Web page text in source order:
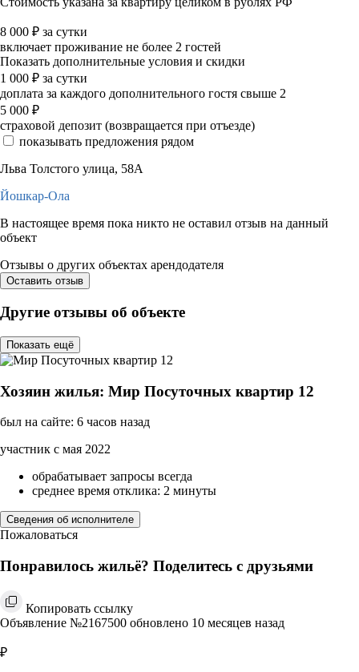
8 000 ₽ за сутки
включает проживание не более 2 гостей
Показать дополнительные условия и скидки
1 000 ₽ за сутки
доплата за каждого дополнительного гостя свыше 2
5 000 ₽
страховой депозит (возвращается при отъезде)
показывать предложения рядом
Льва Толстого улица, 58А
Йошкар-Ола
В настоящее время пока никто не оставил отзыв на данный
объект
Отзывы о других объектах арендодателя
Оставить отзыв
Другие отзывы об объекте
Показать ещё
Хозяин жилья: Мир Посуточных квартир 12
был на сайте: 6 часов назад
участник с мая 2022
обрабатывает запросы всегда
среднее время отклика: 2 минуты
Сведения об исполнителе
Пожаловаться
Понравилось жильё? Поделитесь с друзьями
Копировать ссылку
Объявление №2167500 обновлено 10 месяцев назад
₽